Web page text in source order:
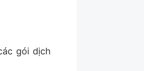
gói dịch